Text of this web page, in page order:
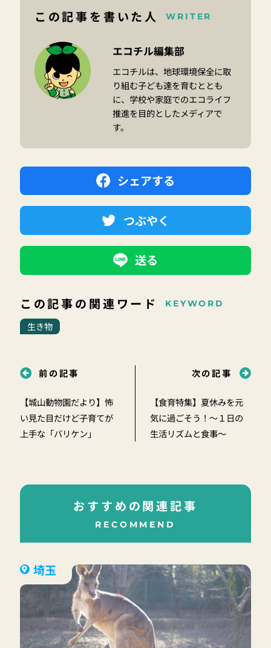
この記事を書いた人 WRITER
エコチル編集部
エコチルは、地球環境保全に取
り組む子ども達を育むととも
に、学校や家庭でのエコライフ
推進を目的としたメディアで
す。
シェアする
つぶやく
送る
この記事の関連ワード KEYWORD
生き物
前の記事
【城山動物園だより】怖
い見た目だけど子育てが
上手な「バリケン」
次の記事
【食育特集】夏休みを元
気に過ごそう！～１日の
生活リズムと食事～
おすすめの関連記事
RECOMMEND
埼玉